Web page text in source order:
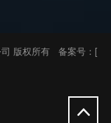
司 版权所有 备案号：[